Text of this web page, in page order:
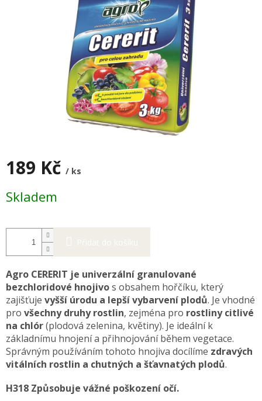
189 Kč / ks
cena:
Skladem
Přidat do košíku
Agro CERERIT je univerzální granulované
bezchloridové hnojivos obsahem hořčíku, který
zajišťuje vyšší úrodu a lepší vybarvení plodů. Je vhodné
pro všechny druhy rostlin, zejména pro rostliny citlivé
na chlór(plodová zelenina, květiny). Je ideální k
základnímu hnojení a přihnojování během vegetace.
Správným používáním tohoto hnojiva docílíme zdravých
vitálních rostlin a chutných a šťavnatých plodů.
H318 Způsobuje vážné poškození očí.